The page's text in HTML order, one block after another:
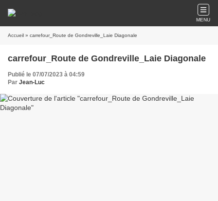
MENU
Accueil » carrefour_Route de Gondreville_Laie Diagonale
carrefour_Route de Gondreville_Laie Diagonale
Publié le 07/07/2023 à 04:59
Par Jean-Luc